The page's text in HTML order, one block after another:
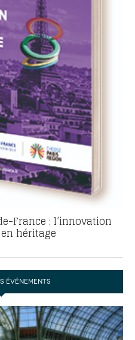
France : l’innovation
héritage
ÉVÉNEMENTS